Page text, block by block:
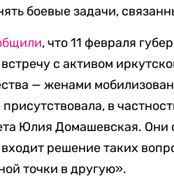
боевые задачи,
, что 11 февраля
с активом
— женами
в
Юлия Домашевская. Они
решение таких
точки в другую».